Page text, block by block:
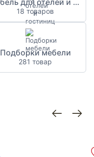
Мебель для отелей и гостиниц
18 товаров
Подборки мебели
281 товар